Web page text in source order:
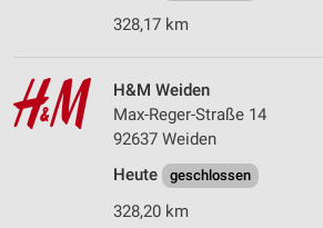
328,17 km
H&M Weiden
Max-Reger-Straße 14
92637 Weiden
Heute
geschlossen
328,20 km